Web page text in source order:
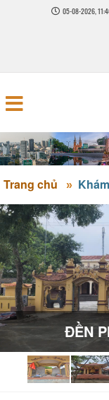
05-08-2026,
Trang chủ
ĐỀN